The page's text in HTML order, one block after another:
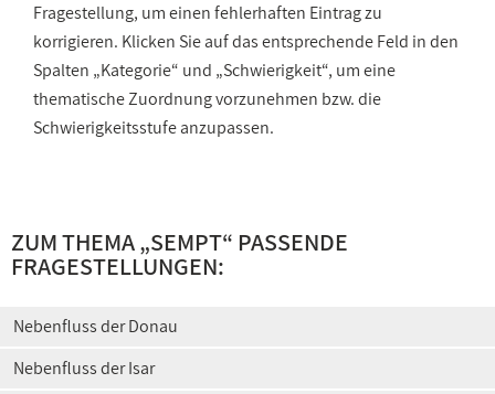
Fragestellung, um einen fehlerhaften Eintrag zu
korrigieren. Klicken Sie auf das entsprechende Feld in den
Spalten „Kategorie“ und „Schwierigkeit“, um eine
thematische Zuordnung vorzunehmen bzw. die
Schwierigkeitsstufe anzupassen.
ZUM THEMA „SEMPT“ PASSENDE
FRAGESTELLUNGEN:
Nebenfluss der Donau
Nebenfluss der Isar